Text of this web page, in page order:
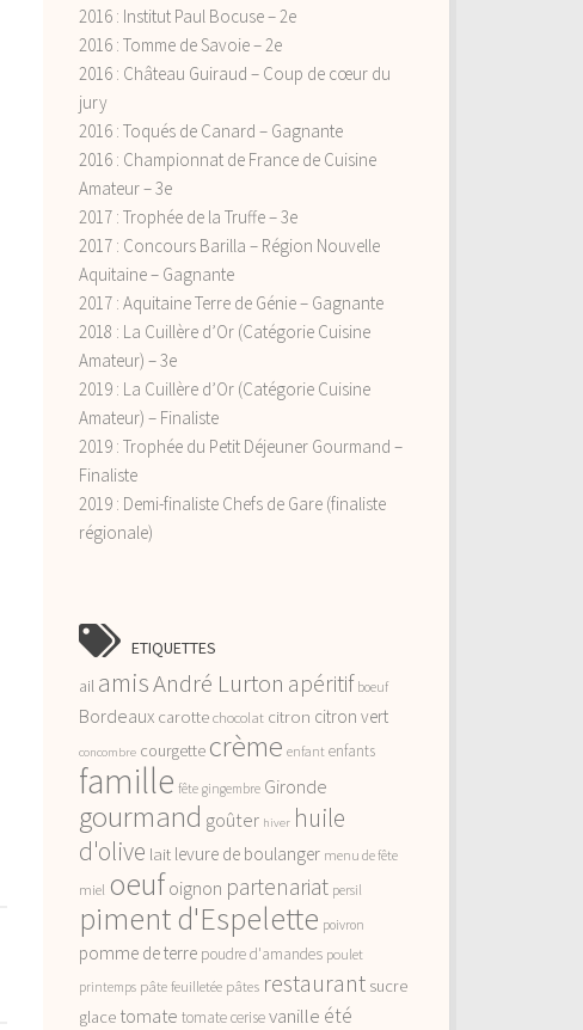
2016 : Institut Paul Bocuse – 2e
2016 : Tomme de Savoie – 2e
2016 : Château Guiraud – Coup de cœur du
jury
2016 : Toqués de Canard – Gagnante
2016 : Championnat de France de Cuisine
Amateur – 3e
2017 : Trophée de la Truffe – 3e
2017 : Concours Barilla – Région Nouvelle
Aquitaine – Gagnante
2017 : Aquitaine Terre de Génie – Gagnante
2018 : La Cuillère d’Or (Catégorie Cuisine
Amateur) – 3e
2019 : La Cuillère d’Or (Catégorie Cuisine
Amateur) – Finaliste
2019 : Trophée du Petit Déjeuner Gourmand –
Finaliste
2019 : Demi-finaliste Chefs de Gare (finaliste
régionale)
ETIQUETTES
ail amisAndré Lurton apéritif boeuf
Bordeaux carottechocolat citron citron vert
concombre courgette crème enfant enfants
famille fête gingembre Gironde
gourmand goûter hiver huile
d'olive lait levure de boulanger menu de fête
miel oeuf oignon partenariat persil
piment d'Espelette poivron
pomme de terre poudre d'amandes poulet
printemps pâte feuilletée pâtes restaurant sucre
glace tomate tomate cerisevanille été